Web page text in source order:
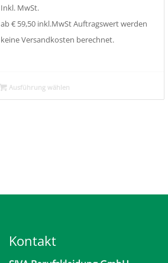
Inkl. MwSt.
ab € 59,50 inkl.MwSt Auftragswert werden
keine Versandkosten berechnet.
Ausführung wählen
Kontakt